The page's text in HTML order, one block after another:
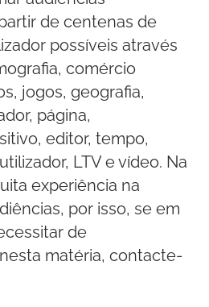
de centenas de
possíveis através
comércio
jogos, geografia,
página,
editor, tempo,
LTV e vídeo. Na
experiência na
por isso, se em
de
matéria, contacte-